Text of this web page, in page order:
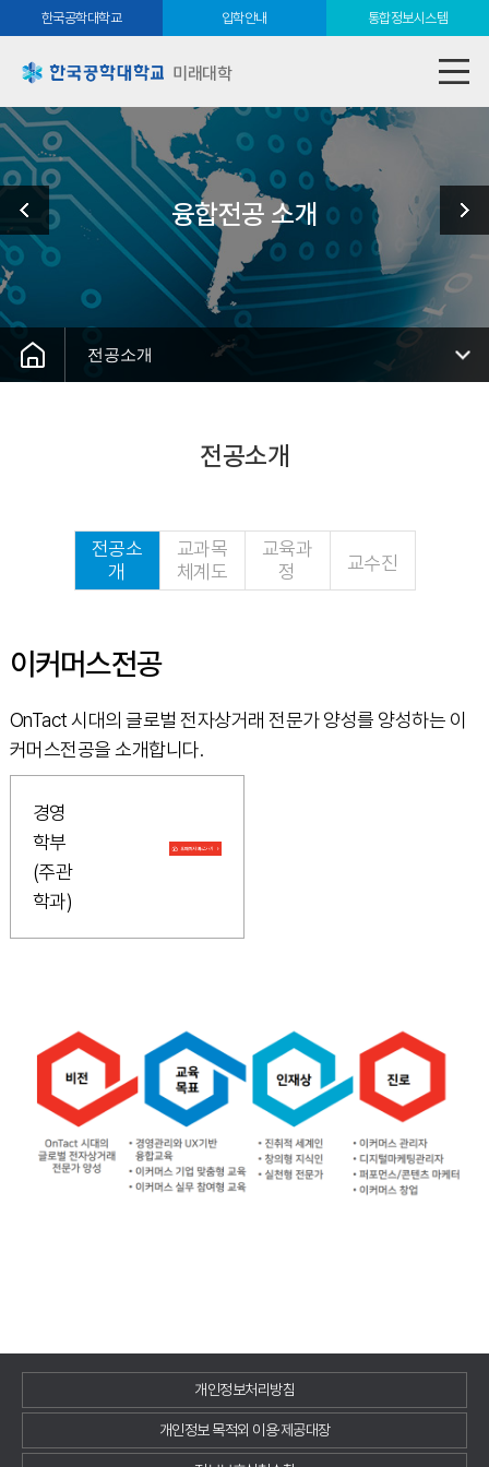
한국공학대학교 입학안내 통합정보시스템
미래대학
융합전공 소개
전공소개
전공소개
전공소
개
교과목
체계도
교육과
정
교수진
이커머스전공
OnTact 시대의 글로벌 전자상거래 전문가 양성를 양성하는 이
커머스전공을 소개합니다.
경영
학부
(주관
학과)
개인정보처리방침
개인정보 목적외 이용·제공대장